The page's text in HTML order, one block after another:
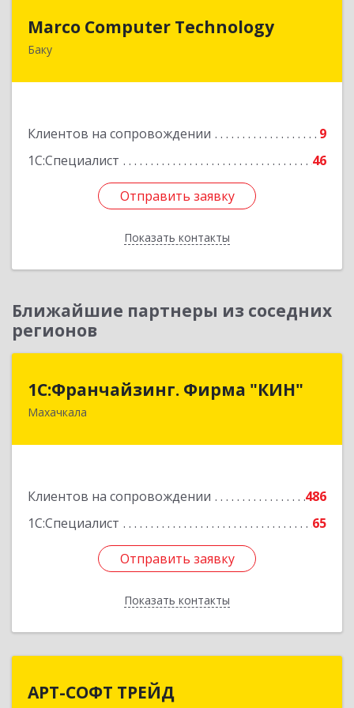
Marco Computer Technology
Баку
Клиентов на сопровождении
9
1С:Специалист
46
Отправить заявку
Показать контакты
370010, Баку, Азербайджан, ул.Низами, 125/26
Отправить заявку
Назад
Ближайшие партнеры из соседних
регионов
1С:Франчайзинг. Фирма "КИН"
Махачкала
Клиентов на сопровождении
486
1С:Специалист
65
Отправить заявку
Показать контакты
1С:Франчайзинг. Фирма "КИН"
367030, Дагестан Респ, Махачкала г, И.Казака
Отправить заявку
Назад
АРТ-СОФТ ТРЕЙД